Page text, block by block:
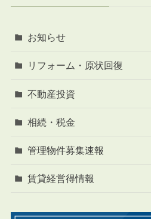
お知らせ
リフォーム・原状回復
不動産投資
相続・税金
管理物件募集速報
賃貸経営得情報